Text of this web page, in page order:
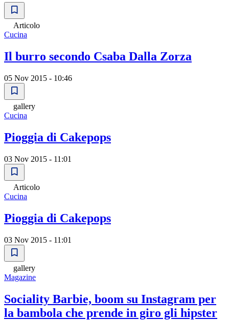
Articolo
Cucina
Il burro secondo Csaba Dalla Zorza
05 Nov 2015 - 10:46
gallery
Cucina
Pioggia di Cakepops
03 Nov 2015 - 11:01
Articolo
Cucina
Pioggia di Cakepops
03 Nov 2015 - 11:01
gallery
Magazine
Sociality Barbie, boom su Instagram per
la bambola che prende in giro gli hipster